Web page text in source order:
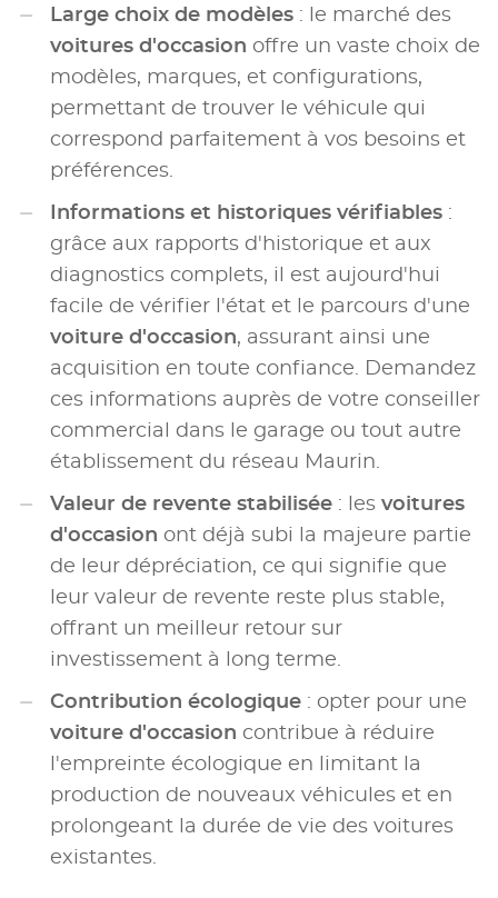
Large choix de modèles : le marché des
voitures d'occasion offre un vaste choix de
modèles, marques, et configurations,
permettant de trouver le véhicule qui
correspond parfaitement à vos besoins et
préférences.
Informations et historiques vérifiables :
grâce aux rapports d'historique et aux
diagnostics complets, il est aujourd'hui
facile de vérifier l'état et le parcours d'une
voiture d'occasion, assurant ainsi une
acquisition en toute confiance. Demandez
ces informations auprès de votre conseiller
commercial dans le garage ou tout autre
établissement du réseau Maurin.
Valeur de revente stabilisée : les voitures
d'occasion ont déjà subi la majeure partie
de leur dépréciation, ce qui signifie que
leur valeur de revente reste plus stable,
offrant un meilleur retour sur
investissement à long terme.
Contribution écologique : opter pour une
voiture d'occasion contribue à réduire
l'empreinte écologique en limitant la
production de nouveaux véhicules et en
prolongeant la durée de vie des voitures
existantes.